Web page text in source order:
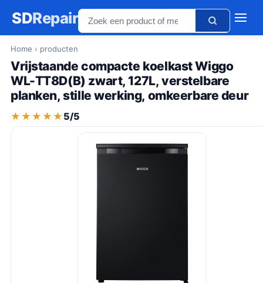
SDRepair
Home › producten
Vrijstaande compacte koelkast Wiggo
WL-TT8D(B) zwart, 127L, verstelbare
planken, stille werking, omkeerbare deur
★★★★★
★★★★★ 5/5